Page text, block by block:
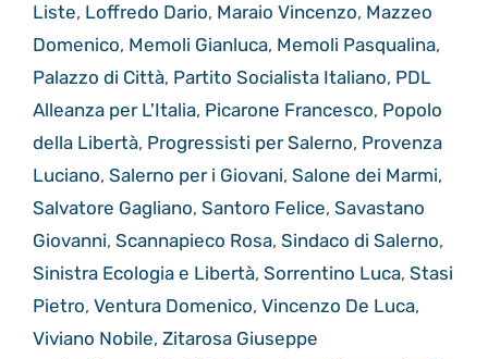
Liste, Loffredo Dario, Maraio Vincenzo, Mazzeo
Domenico, Memoli Gianluca, Memoli Pasqualina,
Palazzo di Città, Partito Socialista Italiano, PDL
Alleanza per L'Italia, Picarone Francesco, Popolo
della Libertà, Progressisti per Salerno, Provenza
Luciano, Salerno per i Giovani, Salone dei Marmi,
Salvatore Gagliano, Santoro Felice, Savastano
Giovanni, Scannapieco Rosa, Sindaco di Salerno,
Sinistra Ecologia e Libertà, Sorrentino Luca, Stasi
Pietro, Ventura Domenico, Vincenzo De Luca,
Viviano Nobile, Zitarosa Giuseppe